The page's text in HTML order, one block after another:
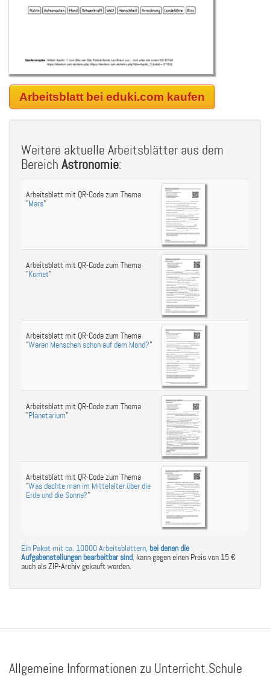
Arbeitsblatt bei eduki.com kaufen
Weitere aktuelle Arbeitsblätter aus dem
Bereich Astronomie:
Arbeitsblatt mit QR-Code zum Thema
"Mars"
Arbeitsblatt mit QR-Code zum Thema
"Komet"
Arbeitsblatt mit QR-Code zum Thema
"Waren Menschen schon auf dem Mond?"
Arbeitsblatt mit QR-Code zum Thema
"Planetarium"
Arbeitsblatt mit QR-Code zum Thema
"Was dachte man im Mittelalter über die
Erde und die Sonne?"
Ein Paket mit ca. 10000 Arbeitsblättern, bei denen die
Aufgabenstellungen bearbeitbar sind, kann gegen einen Preis von 15 €
auch als ZIP-Archiv gekauft werden.
Allgemeine Informationen zu Unterricht.Schule